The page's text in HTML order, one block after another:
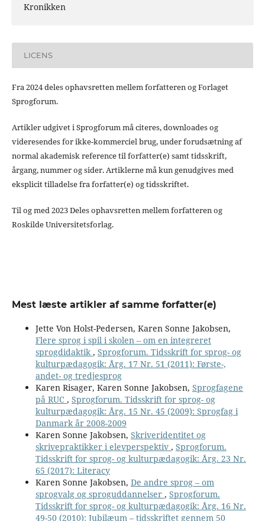
Kronikken
LICENS
Fra 2024 deles ophavsretten mellem forfatteren og Forlaget
Sprogforum.
Artikler udgivet i Sprogforum må citeres, downloades og
videresendes for ikke-kommerciel brug, under forudsætning af
normal akademisk reference til forfatter(e) samt tidsskrift,
årgang, nummer og sider. Artiklerne må kun genudgives med
eksplicit tilladelse fra forfatter(e) og tidsskriftet.
Til og med 2023 Deles ophavsretten mellem forfatteren og
Roskilde Universitetsforlag.
Mest læste artikler af samme forfatter(e)
Jette Von Holst-Pedersen, Karen Sonne Jakobsen,
Flere sprog i spil i skolen – om en integreret
sprogdidaktik , Sprogforum. Tidsskrift for sprog- og
kulturpædagogik: Årg. 17 Nr. 51 (2011): Første-,
andet- og tredjesprog
Karen Risager, Karen Sonne Jakobsen, Sprogfagene
på RUC , Sprogforum. Tidsskrift for sprog- og
kulturpædagogik: Årg. 15 Nr. 45 (2009): Sprogfag i
Danmark år 2008-2009
Karen Sonne Jakobsen, Skriveridentitet og
skrivepraktikker i elevperspektiv , Sprogforum.
Tidsskrift for sprog- og kulturpædagogik: Årg. 23 Nr.
65 (2017): Literacy
Karen Sonne Jakobsen, De andre sprog – om
sprogvalg og sproguddannelser , Sprogforum.
Tidsskrift for sprog- og kulturpædagogik: Årg. 16 Nr.
49-50 (2010): Jubilæum – tidsskriftet gennem 50